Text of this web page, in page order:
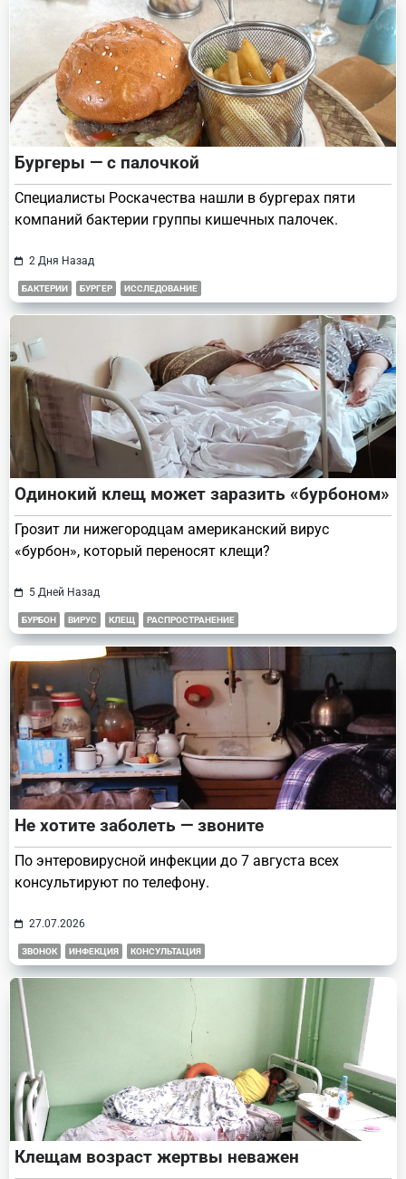
Бургеры — с палочкой
Специалисты Роскачества нашли в бургерах пяти
компаний бактерии группы кишечных палочек.
2 Дня Назад
БАКТЕРИИ БУРГЕР ИССЛЕДОВАНИЕ
Одинокий клещ может заразить «бурбоном»
Грозит ли нижегородцам американский вирус
«бурбон», который переносят клещи?
5 Дней Назад
БУРБОН ВИРУС КЛЕЩ РАСПРОСТРАНЕНИЕ
Не хотите заболеть — звоните
По энтеровирусной инфекции до 7 августа всех
консультируют по телефону.
27.07.2026
ЗВОНОК ИНФЕКЦИЯ КОНСУЛЬТАЦИЯ
Клещам возраст жертвы неважен